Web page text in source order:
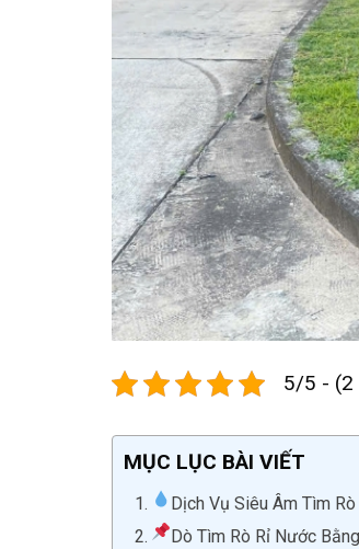
5/5 - (2
MỤC LỤC BÀI VIẾT
Dịch Vụ Siêu Âm Tìm
Dò Tìm Rò Rỉ Nước